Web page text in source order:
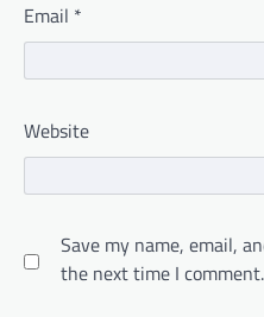
Email *
Website
Save my name, email,
the next time I comment.